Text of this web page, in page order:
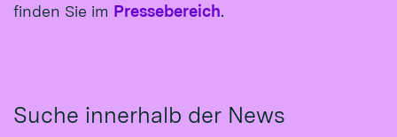
finden Sie im Pressebereich.
Suche innerhalb der News